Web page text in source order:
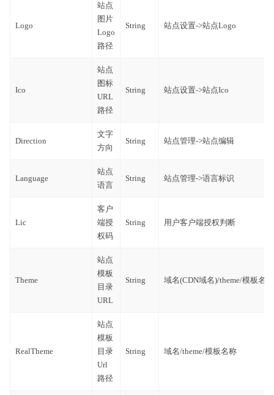
Logo
站点
图片
Logo
路径
String 站点设置->站点Logo
Ico
站点
图标
URL
路径
String 站点设置->站点Ico
Direction
文字
方向
String 站点管理->站点编辑
Language
站点
语言
String 站点管理->语言标识
Lic
客户
端授
权码
String 用户客户端授权判断
Theme
站点
模板
目录
URL
String 域名(CDN域名)/theme/模板名称
RealTheme
站点
模板
目录
Url
路径
String 域名/theme/模板名称